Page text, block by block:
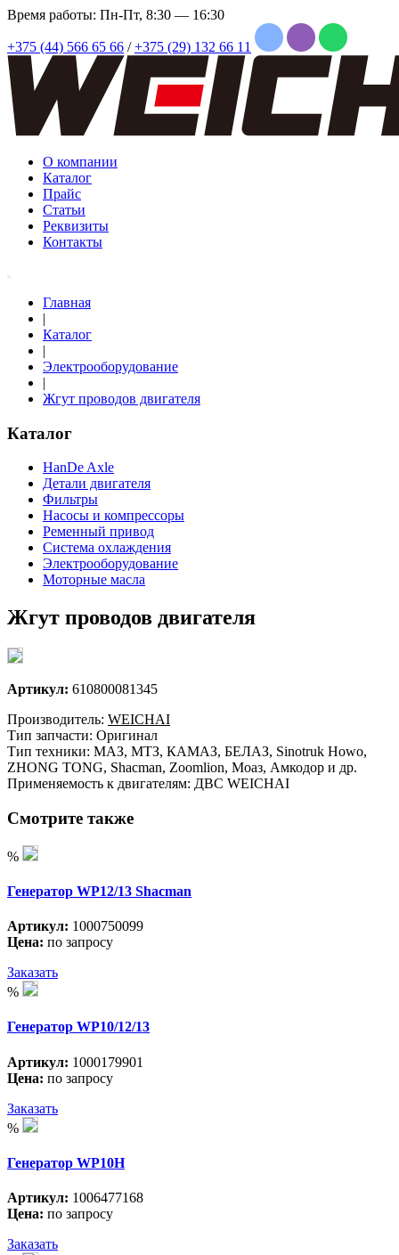
Время работы: Пн-Пт, 8:30 — 16:30
+375 (44) 566 65 66 / +375 (29) 132 66 11
О компании
Каталог
Прайс
Статьи
Реквизиты
Контакты
Главная
|
Каталог
|
Электрооборудование
|
Жгут проводов двигателя
Каталог
HanDe Axle
Детали двигателя
Фильтры
Насосы и компрессоры
Ременный привод
Система охлаждения
Электрооборудование
Моторные масла
Жгут проводов двигателя
Артикул: 610800081345
Производитель: WEICHAI
Тип запчасти: Оригинал
Тип техники: МАЗ, МТЗ, КАМАЗ, БЕЛАЗ, Sinotruk Howo,
ZHONG TONG, Shacman, Zoomlion, Моаз, Амкодор и др.
Применяемость к двигателям: ДВС WEICHAI
Смотрите также
%
Генератор WP12/13 Shacman
Артикул: 1000750099
Цена: по запросу
Заказать
%
Генератор WP10/12/13
Артикул: 1000179901
Цена: по запросу
Заказать
%
Генератор WP10H
Артикул: 1006477168
Цена: по запросу
Заказать